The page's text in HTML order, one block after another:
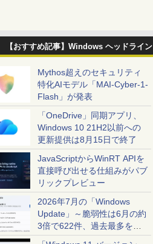
【おすすめ記事】Windows ヘッドライン
Mythos超えのセキュリティ
特化AIモデル「MAI-Cyber-1-
Flash」が発表
「OneDrive」同期アプリ、
Windows 10 21H2以前への
更新提供は8月15日で終了
JavaScriptからWinRT APIを
直接呼び出せる仕組みがパブ
リックプレビュー
2026年7月の「Windows
Update」～脆弱性は6月の約
3倍で622件、過去最多を大
幅に更新